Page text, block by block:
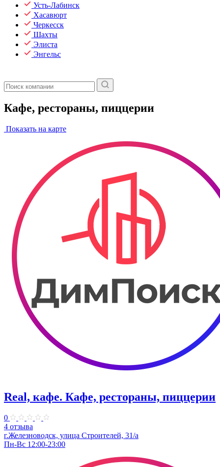
Усть-Лабинск
Хасавюрт
Черкесск
Шахты
Элиста
Энгельс
Кафе, рестораны, пиццерии
Показать на карте
Real, кафе. Кафе, рестораны, пиццерии
0
4 отзыва
г.Железноводск, улица Строителей, 31/а
Пн-Вс 12:00-23:00